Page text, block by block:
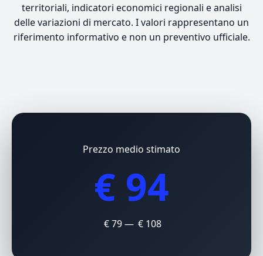
territoriali, indicatori economici regionali e analisi
delle variazioni di mercato. I valori rappresentano un
riferimento informativo e non un preventivo ufficiale.
Prezzo medio stimato
€ 94
€ 79 — € 108